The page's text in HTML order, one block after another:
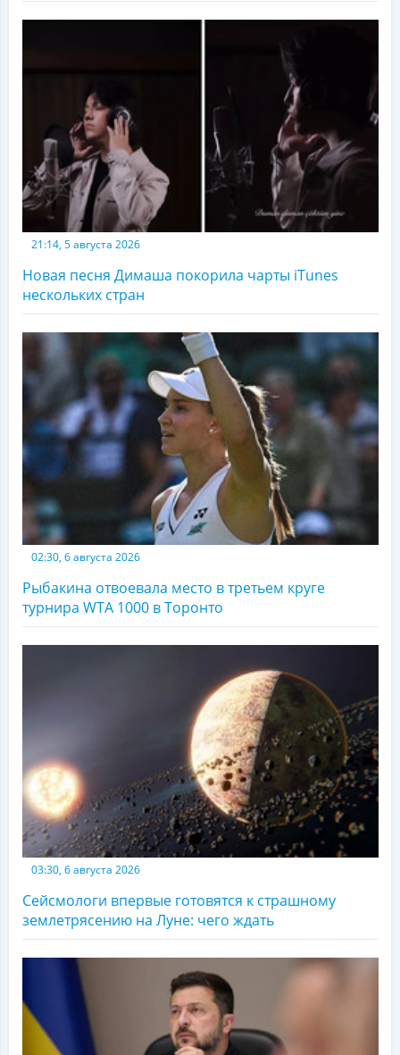
21:14, 5 августа 2026
Новая песня Димаша покорила чарты iTunes
нескольких стран
02:30, 6 августа 2026
Рыбакина отвоевала место в третьем круге
турнира WTA 1000 в Торонто
03:30, 6 августа 2026
Сейсмологи впервые готовятся к страшному
землетрясению на Луне: чего ждать